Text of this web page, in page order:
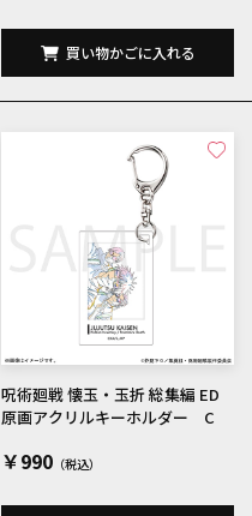
買い物かごに入れる
呪術廻戦 懐玉・玉折 総集編 ED
原画アクリルキーホルダー C
￥990